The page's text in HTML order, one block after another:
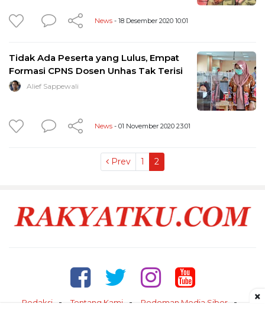
News - 18 Desember 2020 10:01
Tidak Ada Peserta yang Lulus, Empat
Formasi CPNS Dosen Unhas Tak Terisi
Alief Sappewali
News - 01 November 2020 23:01
Prev 1 2
Redaksi Tentang Kami
Pedoman Media Siber
×